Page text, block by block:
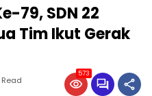
79, SDN 22
Tim Ikut Gerak
Read
573